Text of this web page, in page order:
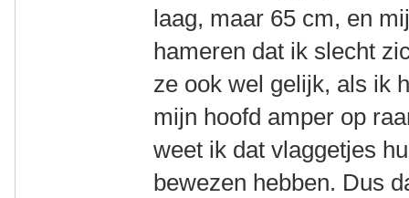
laag, maar 65 cm, en
hameren dat ik slecht
ze ook wel gelijk, als ik
mijn hoofd amper op
weet ik dat vlaggetjes
bewezen hebben. Dus